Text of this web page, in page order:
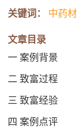
关键词： 中药材
文章目录
一 案例背景
二 致富过程
三 致富经验
四 案例点评